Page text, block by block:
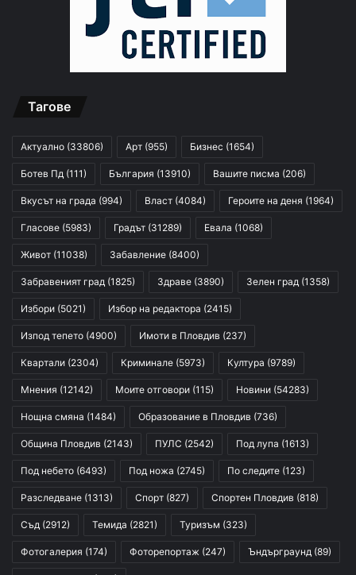
Тагове
Актуално (33806) Арт (955) Бизнес (1654)
Ботев Пд (111) България (13910) Вашите писма (206)
Вкусът на града (994) Власт (4084) Героите на деня (1964)
Гласове (5983) Градът (31289) Евала (1068)
Живот (11038) Забавление (8400)
Забравеният град (1825) Здраве (3890) Зелен град (1358)
Избори (5021) Избор на редактора (2415)
Изпод тепето (4900) Имоти в Пловдив (237)
Квартали (2304) Криминале (5973) Култура (9789)
Мнения (12142) Моите отговори (115) Новини (54283)
Нощна смяна (1484) Образование в Пловдив (736)
Община Пловдив (2143) ПУЛС (2542) Под лупа (1613)
Под небето (6493) Под ножа (2745) По следите (123)
Разследване (1313) Спорт (827) Спортен Пловдив (818)
Съд (2912) Темида (2821) Туризъм (323)
Фотогалерия (174) Фоторепортаж (247) Ъндърграунд (89)